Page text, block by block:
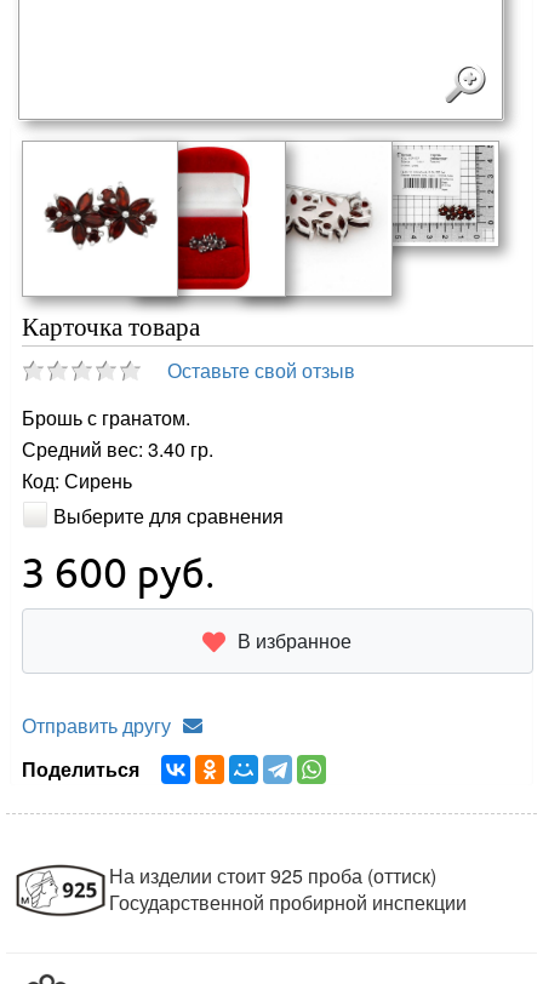
Карточка товара
Оставьте свой отзыв
Брошь с гранатом.
Средний вес: 3.40 гр.
Код: Сирень
Выберите для сравнения
3 600 руб.
В избранное
Отправить другу
Поделиться
На изделии стоит 925 проба (оттиск)
Государственной пробирной инспекции